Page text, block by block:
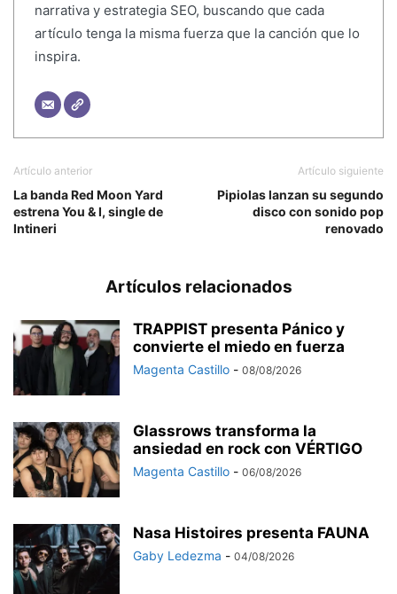
narrativa y estrategia SEO, buscando que cada
artículo tenga la misma fuerza que la canción que lo
inspira.
Artículo anterior
La banda Red Moon Yard
estrena You & I, single de
Intineri
Artículo siguiente
Pipiolas lanzan su segundo
disco con sonido pop
renovado
Artículos relacionados
TRAPPIST presenta Pánico y
convierte el miedo en fuerza
Magenta Castillo - 08/08/2026
Glassrows transforma la
ansiedad en rock con VÉRTIGO
Magenta Castillo - 06/08/2026
Nasa Histoires presenta FAUNA
Gaby Ledezma - 04/08/2026